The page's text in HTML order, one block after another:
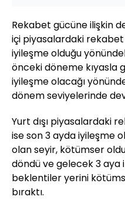
Rekabet gücüne ilişkin
içi piyasalardaki
iyileşme olduğu
önceki döneme kıyasla
iyileşme olacağı
dönem seviyelerinde
Yurt dışı piyasalardaki
ise son 3 ayda iyileşme
olan seyir, kötümser
döndü ve gelecek 3 aya
beklentiler yerini
bıraktı.